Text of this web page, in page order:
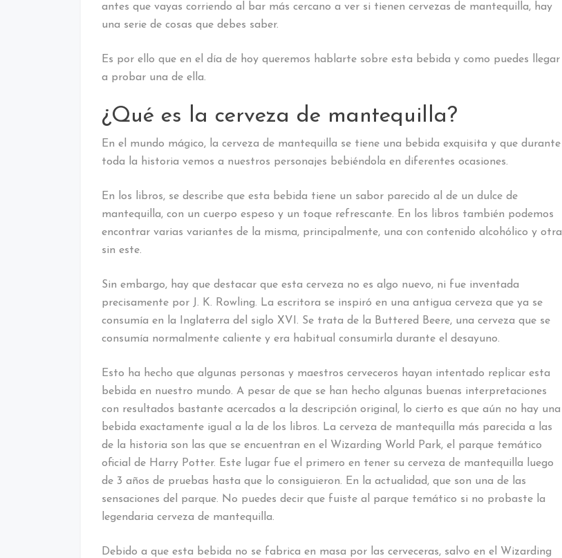
antes que vayas corriendo al bar más cercano a ver si tienen cervezas de mantequilla, hay
una serie de cosas que debes saber.
Es por ello que en el día de hoy queremos hablarte sobre esta bebida y como puedes llegar
a probar una de ella.
¿Qué es la cerveza de mantequilla?
En el mundo mágico, la cerveza de mantequilla se tiene una bebida exquisita y que durante
toda la historia vemos a nuestros personajes bebiéndola en diferentes ocasiones.
En los libros, se describe que esta bebida tiene un sabor parecido al de un dulce de
mantequilla, con un cuerpo espeso y un toque refrescante. En los libros también podemos
encontrar varias variantes de la misma, principalmente, una con contenido alcohólico y otra
sin este.
Sin embargo, hay que destacar que esta cerveza no es algo nuevo, ni fue inventada
precisamente por J. K. Rowling. La escritora se inspiró en una antigua cerveza que ya se
consumía en la Inglaterra del siglo XVI. Se trata de la Buttered Beere, una cerveza que se
consumía normalmente caliente y era habitual consumirla durante el desayuno.
Esto ha hecho que algunas personas y maestros cerveceros hayan intentado replicar esta
bebida en nuestro mundo. A pesar de que se han hecho algunas buenas interpretaciones
con resultados bastante acercados a la descripción original, lo cierto es que aún no hay una
bebida exactamente igual a la de los libros. La cerveza de mantequilla más parecida a las
de la historia son las que se encuentran en el Wizarding World Park, el parque temático
oficial de Harry Potter. Este lugar fue el primero en tener su cerveza de mantequilla luego
de 3 años de pruebas hasta que lo consiguieron. En la actualidad, que son una de las
sensaciones del parque. No puedes decir que fuiste al parque temático si no probaste la
legendaria cerveza de mantequilla.
Debido a que esta bebida no se fabrica en masa por las cerveceras, salvo en el Wizarding